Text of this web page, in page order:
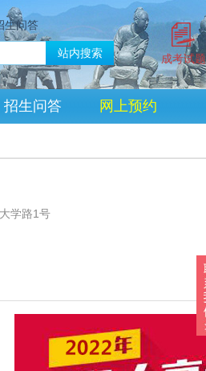
生问答
成考试题
招生问答 网上预约
学路1号